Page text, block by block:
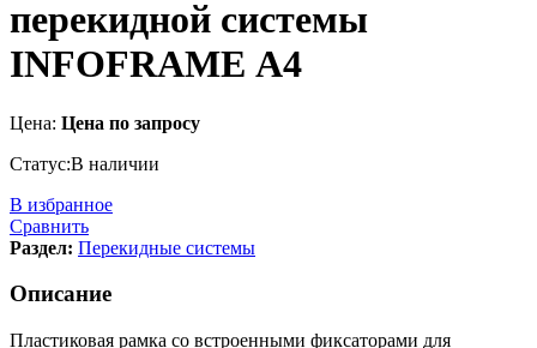
перекидной системы
INFOFRAME А4
Цена: Цена по запросу
Статус:В наличии
В избранное
Сравнить
Раздел: Перекидные системы
Описание
Пластиковая рамка со встроенными фиксаторами для